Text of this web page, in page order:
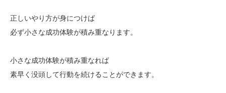
正しいやり方が身につけば
必ず小さな成功体験が積み重なります。
小さな成功体験が積み重なれば
素早く没頭して行動を続けることができます。